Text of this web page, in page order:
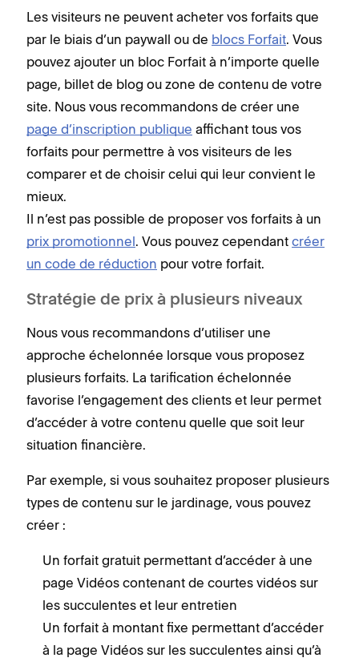
Les visiteurs ne peuvent acheter vos forfaits que
par le biais d’un paywall ou de blocs Forfait. Vous
pouvez ajouter un bloc Forfait à n’importe quelle
page, billet de blog ou zone de contenu de votre
site. Nous vous recommandons de créer une
page d’inscription publique affichant tous vos
forfaits pour permettre à vos visiteurs de les
comparer et de choisir celui qui leur convient le
mieux.
Il n’est pas possible de proposer vos forfaits à un
prix promotionnel. Vous pouvez cependant créer
un code de réduction pour votre forfait.
Stratégie de prix à plusieurs niveaux
Nous vous recommandons d’utiliser une
approche échelonnée lorsque vous proposez
plusieurs forfaits. La tarification échelonnée
favorise l’engagement des clients et leur permet
d’accéder à votre contenu quelle que soit leur
situation financière.
Par exemple, si vous souhaitez proposer plusieurs
types de contenu sur le jardinage, vous pouvez
créer :
Un forfait gratuit permettant d’accéder à une
page Vidéos contenant de courtes vidéos sur
les succulentes et leur entretien
Un forfait à montant fixe permettant d’accéder
à la page Vidéos sur les succulentes ainsi qu’à